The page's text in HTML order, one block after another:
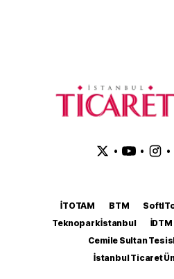
• • •
İTOTAM BTM
Teknopark İstanbul
Cemile Sultan
İstanbul Ticaret